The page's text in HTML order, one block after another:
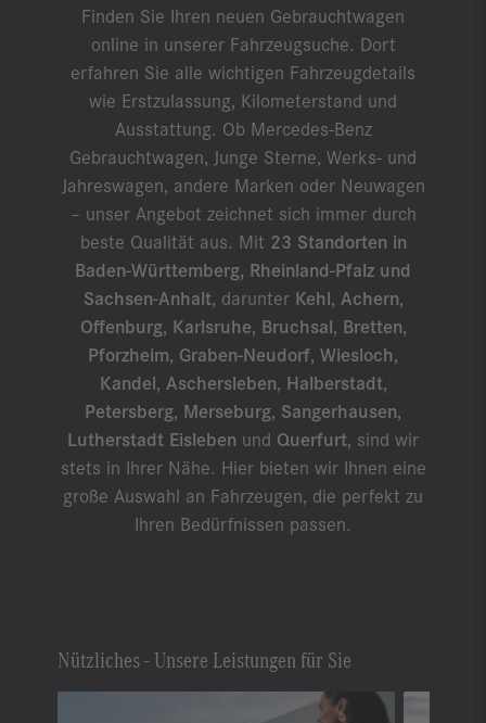
Finden Sie Ihren neuen Gebrauchtwagen
online in unserer Fahrzeugsuche. Dort
erfahren Sie alle wichtigen Fahrzeugdetails
wie Erstzulassung, Kilometerstand und
Ausstattung. Ob Mercedes-Benz
Gebrauchtwagen, Junge Sterne, Werks- und
Jahreswagen, andere Marken oder Neuwagen
– unser Angebot zeichnet sich immer durch
beste Qualität aus. Mit 23 Standorten in
Baden-Württemberg, Rheinland-Pfalz und
Sachsen-Anhalt, darunter Kehl, Achern,
Offenburg, Karlsruhe, Bruchsal, Bretten,
Pforzheim, Graben-Neudorf, Wiesloch,
Kandel, Aschersleben, Halberstadt,
Petersberg, Merseburg, Sangerhausen,
Lutherstadt Eisleben und Querfurt, sind wir
stets in Ihrer Nähe. Hier bieten wir Ihnen eine
große Auswahl an Fahrzeugen, die perfekt zu
Ihren Bedürfnissen passen.
Nützliches - Unsere Leistungen für Sie